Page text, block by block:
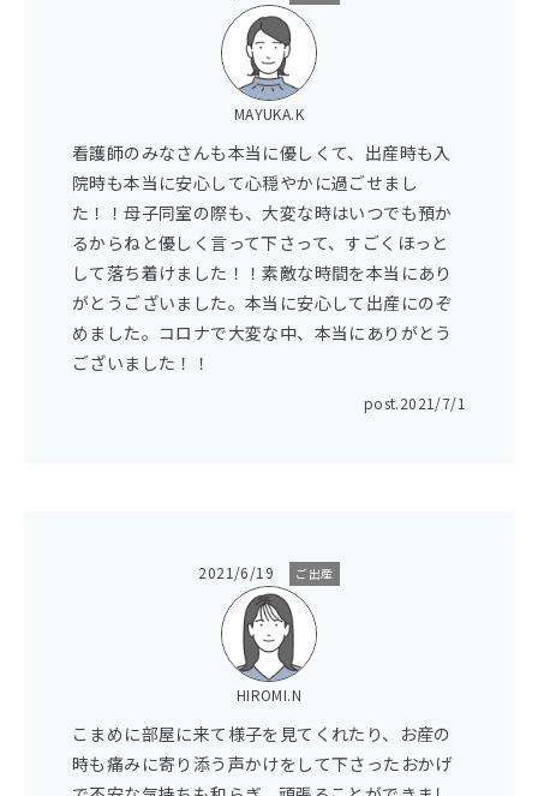
MAYUKA.K
看護師のみなさんも本当に優しくて、出産時も入
院時も本当に安心して心穏やかに過ごせまし
た！！母子同室の際も、大変な時はいつでも預か
るからねと優しく言って下さって、すごくほっと
して落ち着けました！！素敵な時間を本当にあり
がとうございました。本当に安心して出産にのぞ
めました。コロナで大変な中、本当にありがとう
ございました！！
post.2021/7/1
2021/6/19 ご出産
HIROMI.N
こまめに部屋に来て様子を見てくれたり、お産の
時も痛みに寄り添う声かけをして下さったおかげ